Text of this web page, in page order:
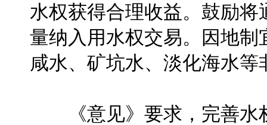
水权获得合理收益。鼓励
量纳入用水权交易。因地
咸水、矿坑水、淡化海水
《意见》要求，完善水